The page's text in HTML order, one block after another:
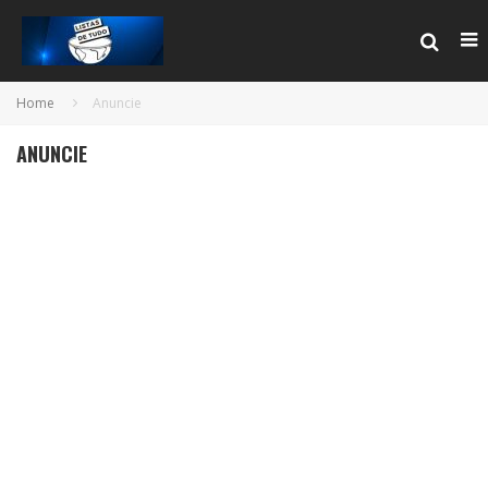
Home Anuncie
ANUNCIE